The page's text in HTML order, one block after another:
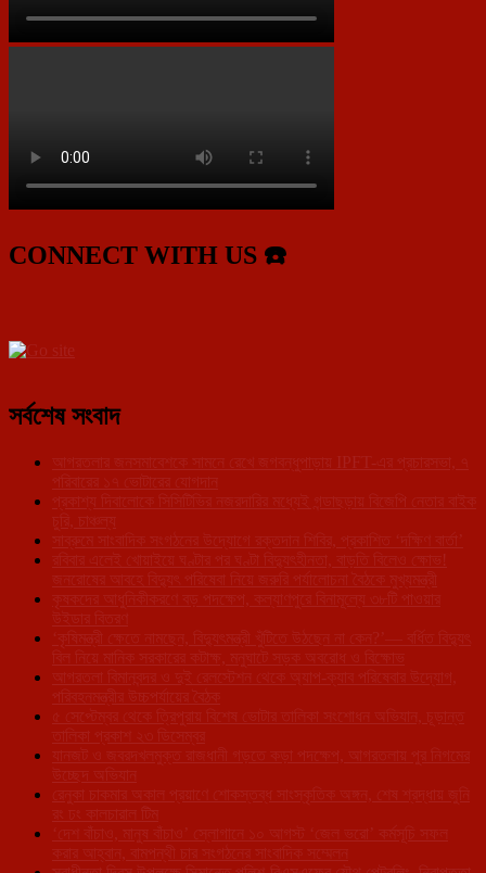
CONNECT WITH US ☎️
সর্বশেষ সংবাদ
আগরতলার জনসমাবেশকে সামনে রেখে জগবন্ধুপাড়ায় IPFT-এর প্রচারসভা, ৭
পরিবারের ১৭ ভোটারের যোগদান
প্রকাশ্য দিবালোকে সিসিটিভির নজরদারির মধ্যেই গন্ডাছড়ায় বিজেপি নেতার বাইক
চুরি, চাঞ্চল্য
সাব্রুমে সাংবাদিক সংগঠনের উদ্যোগে রক্তদান শিবির, প্রকাশিত ‘দক্ষিণ বার্তা’
রবিবার এলেই খোয়াইয়ে ঘণ্টার পর ঘণ্টা বিদ্যুৎহীনতা, বাড়তি বিলেও ক্ষোভ!
জনরোষের আবহে বিদ্যুৎ পরিষেবা নিয়ে জরুরি পর্যালোচনা বৈঠকে মুখ্যমন্ত্রী
কৃষকদের আধুনিকীকরণে বড় পদক্ষেপ, কল্যাণপুরে বিনামূল্যে ৩৮টি পাওয়ার
উইডার বিতরণ
‘কৃষিমন্ত্রী ক্ষেতে নামছেন, বিদ্যুৎমন্ত্রী খুঁটিতে উঠছেন না কেন?’— বর্ধিত বিদ্যুৎ
বিল নিয়ে মানিক সরকারের কটাক্ষ, মনুঘাটে সড়ক অবরোধ ও বিক্ষোভ
আগরতলা বিমানবন্দর ও দুই রেলস্টেশন থেকে অ্যাপ-ক্যাব পরিষেবার উদ্যোগ,
পরিবহনমন্ত্রীর উচ্চপর্যায়ের বৈঠক
৫ সেপ্টেম্বর থেকে ত্রিপুরায় বিশেষ ভোটার তালিকা সংশোধন অভিযান, চূড়ান্ত
তালিকা প্রকাশ ২৩ ডিসেম্বর
যানজট ও জবরদখলমুক্ত রাজধানী গড়তে কড়া পদক্ষেপ, আগরতলায় পুর নিগমের
উচ্ছেদ অভিযান
রেনুকা চাকমার অকাল প্রয়াণে শোকস্তব্ধ সাংস্কৃতিক অঙ্গন, শেষ শ্রদ্ধায় জুনি
রং ঢং কালচারাল টিম
‘দেশ বাঁচাও, মানুষ বাঁচাও’ স্লোগানে ১০ আগস্ট ‘জেল ভরো’ কর্মসূচি সফল
করার আহ্বান, বামপন্থী চার সংগঠনের সাংবাদিক সম্মেলন